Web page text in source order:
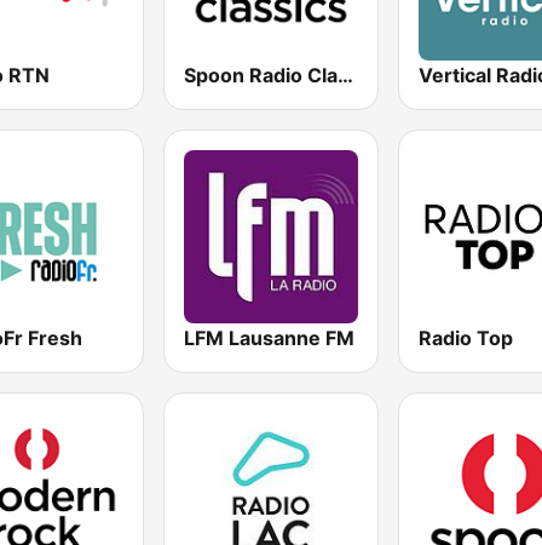
RTN Spoon Radio Classic Rock Vertical
Fresh LFM Lausanne FM Radio Top